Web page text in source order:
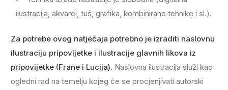
ilustracija, akvarel, tuš, grafika, kombinirane tehnike i sl.).
Za potrebe ovog natječaja potrebno je izraditi naslovnu
ilustraciju pripovijetke i ilustracije glavnih likova iz
pripovijetke (Frane i Lucija). Naslovna ilustracija služi kao
ogledni rad na temelju kojeg će se procjenjivati autorski